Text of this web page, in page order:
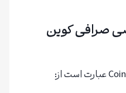
صرافی کوین